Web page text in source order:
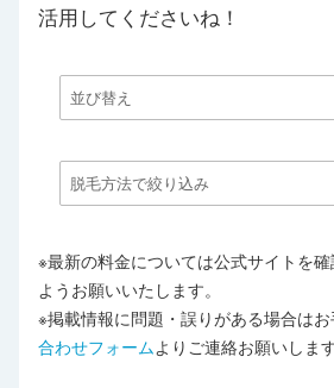
活用してくださいね！
※最新の料金については公式サイトを
ようお願いいたします。
※掲載情報に問題・誤りがある場合はお
合わせフォームよりご連絡お願いします